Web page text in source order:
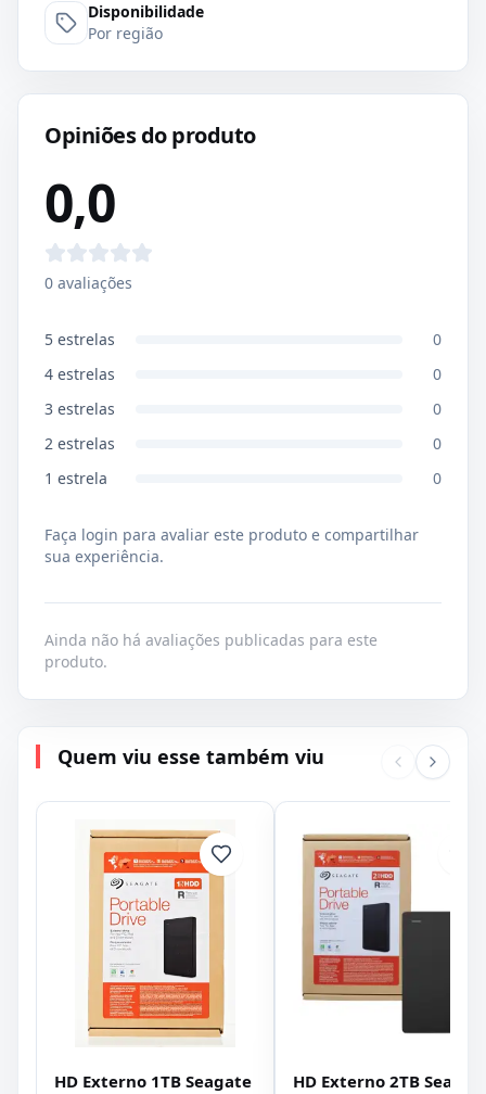
Disponibilidade
Por região
Opiniões do produto
0,0
0 avaliações
5 estrelas
0
4 estrelas
0
3 estrelas
0
2 estrelas
0
1 estrela 0
Faça login para avaliar este produto e compartilhar
sua experiência.
Ainda não há avaliações publicadas para este
produto.
Quem viu esse também viu
HD Externo 1TB Seagate HD Externo 2TB